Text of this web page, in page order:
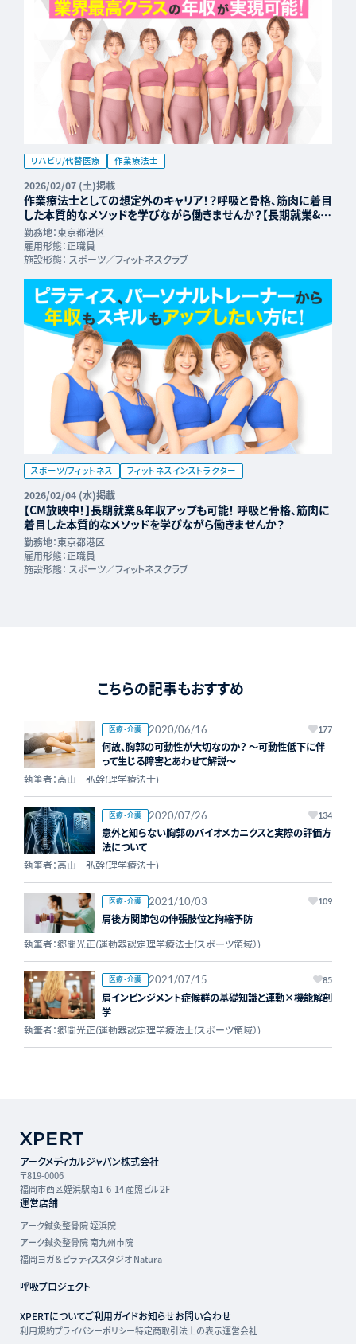
リハビリ/代替医療 作業療法士
2026/02/07 (土)掲載
作業療法士としての想定外のキャリア！？呼吸と骨格、筋肉に着目
した本質的なメソッドを学びながら働きませんか？【長期就業&年
収UP可能】
勤務地：東京都港区
雇用形態：正職員
施設形態： スポーツ／フィットネスクラブ
スポーツ/フィットネス フィットネスインストラクター
2026/02/04 (水)掲載
【CM放映中！】長期就業＆年収アップも可能！ 呼吸と骨格、筋肉に
着目した本質的なメソッドを学びながら働きませんか？
勤務地：東京都港区
雇用形態：正職員
施設形態： スポーツ／フィットネスクラブ
こちらの記事もおすすめ
医療・介護 2020/06/16 177
何故、胸郭の可動性が大切なのか？ ～可動性低下に伴
って生じる障害とあわせて解説～
執筆者：高山 弘幹(理学療法士)
医療・介護 2020/07/26 134
意外と知らない胸郭のバイオメカニクスと実際の評価方
法について
執筆者：高山 弘幹(理学療法士)
医療・介護 2021/10/03 109
肩後方関節包の伸張肢位と拘縮予防
執筆者：郷間光正(運動器認定理学療法士(スポーツ領域）)
医療・介護 2021/07/15 85
肩インピンジメント症候群の基礎知識と運動×機能解剖
学
執筆者：郷間光正(運動器認定理学療法士(スポーツ領域）)
アークメディカルジャパン株式会社
〒819-0006
福岡市西区姪浜駅南1-6-14 産照ビル２F
運営店舗
アーク鍼灸整骨院 姪浜院
アーク鍼灸整骨院 南九州市院
福岡ヨガ＆ピラティススタジオ Natura
呼吸プロジェクト
XPERTについてご利用ガイドお知らせお問い合わせ
利用規約プライバシーポリシー特定商取引法上の表示運営会社